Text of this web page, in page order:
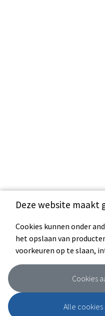
Deze website maakt
Cookies kunnen onder
het opslaan van
voorkeuren op te slaan,
Cookies
Alle